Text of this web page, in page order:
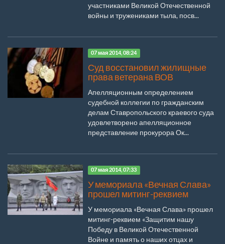
участниками Великой Отечественной
войны и тружениками тыла, посв...
07 мая 2014, 08:24
Суд восстановил жилищные
права ветерана ВОВ
Апелляционным определением
судебной коллегии по гражданским
делам Ставропольского краевого суда
удовлетворено апелляционное
представление прокурора Ок...
07 мая 2014, 07:33
У мемориала «Вечная Слава»
прошел митинг-реквием
У мемориала «Вечная Слава» прошел
митинг-реквием «Защитим нашу
Победу в Великой Отечественной
Войне и память о наших отцах и